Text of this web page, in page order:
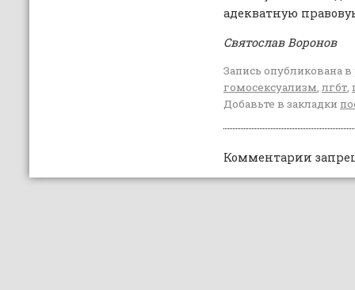
адекватную
Святослав Воронов
Запись опубликована
гомосексуализм, лгбт,
Добавьте в закладки
Комментарии